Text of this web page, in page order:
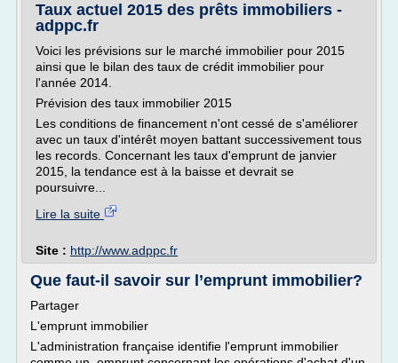
Taux actuel 2015 des prêts immobiliers -
adppc.fr
Voici les prévisions sur le marché immobilier pour 2015
ainsi que le bilan des taux de crédit immobilier pour
l'année 2014.
Prévision des taux immobilier 2015
Les conditions de financement n'ont cessé de s'améliorer
avec un taux d'intérêt moyen battant successivement tous
les records. Concernant les taux d'emprunt de janvier
2015, la tendance est à la baisse et devrait se
poursuivre...
Lire la suite
Site : http://www.adppc.fr
Que faut-il savoir sur l’emprunt immobilier?
Partager
L'emprunt immobilier
L'administration française identifie l'emprunt immobilier